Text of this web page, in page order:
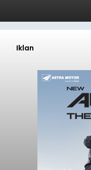
Iklan